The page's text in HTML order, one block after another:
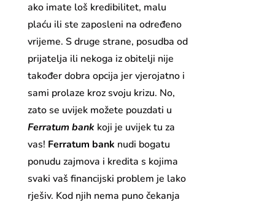
ako imate loš kredibilitet, malu
plaću ili ste zaposleni na određeno
vrijeme. S druge strane, posudba od
prijatelja ili nekoga iz obitelji nije
također dobra opcija jer vjerojatno i
sami prolaze kroz svoju krizu. No,
zato se uvijek možete pouzdati u
Ferratum bank koji je uvijek tu za
vas! Ferratum bank nudi bogatu
ponudu zajmova i kredita s kojima
svaki vaš financijski problem je lako
rješiv. Kod njih nema puno čekanja